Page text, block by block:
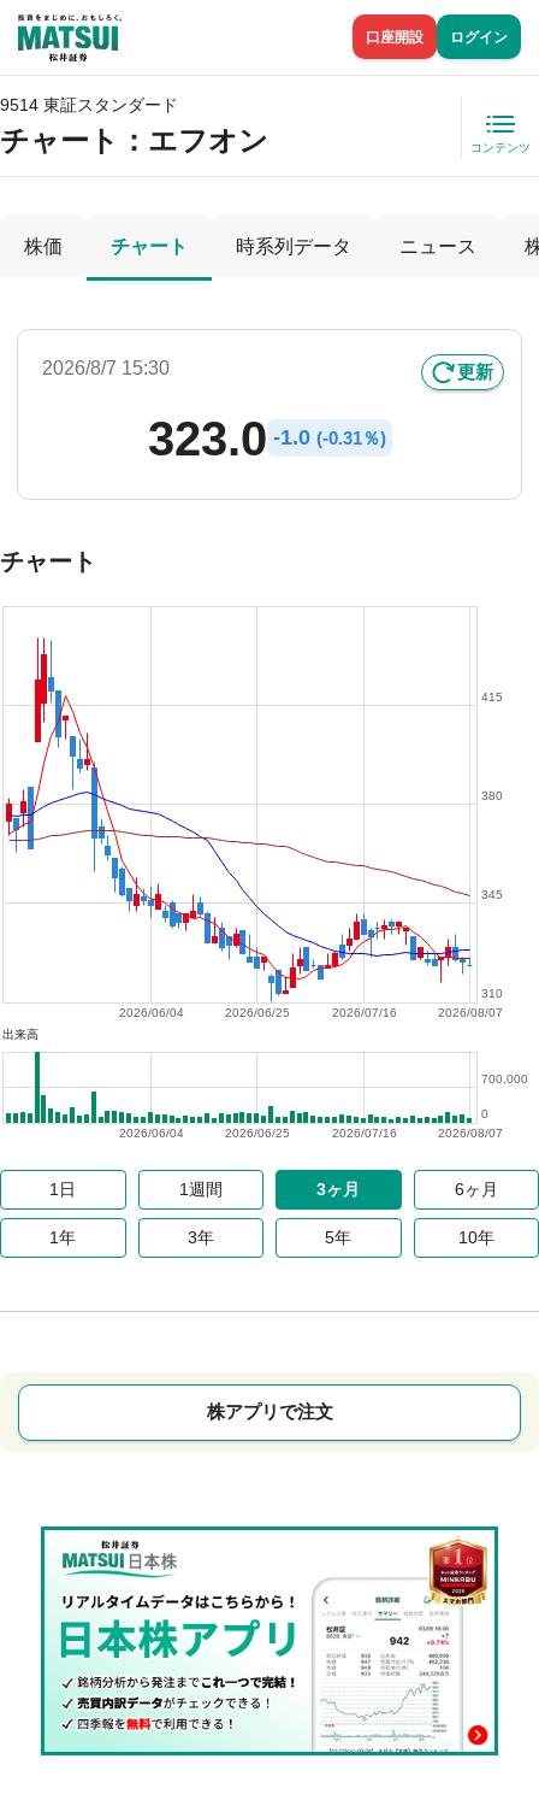
口座開設 ログイン
9514 東証スタンダード
チャート： エフオン コンテンツ
株価 チャート 時系列データ ニュース
2026/8/7 15:30 更新
323.0 -1.0 (-0.31％)
チャート
2026/08/07
2026/07/16
2026/06/25
2026/06/04
310
345
380
415
出来高
2026/08/07
2026/07/16
2026/06/25
2026/06/04
0
700,000
1日 1週間 3ヶ月 6ヶ月
1年 3年 5年 10年
株アプリで注文